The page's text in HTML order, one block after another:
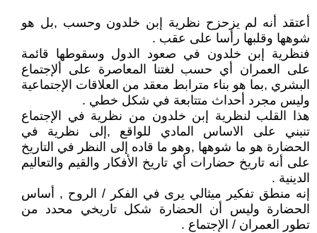
أعتقد أنه لم يزحزح نظرية إبن خلدون وحسب ,بل هو
شوهها وقلبها رأسا على عقب .
فنظرية إبن خلدون في صعود الدول وسقوطها قائمة
على العمران أي حسب لغتنا المعاصرة على ألإجتماع
البشري ,بما هو بناء مترابط معقد من العلاقات الإجتماعية
وليس مجرد أحداث متتابعة في شكل خطي .
هذا القلب لنظرية إبن خلدون من نظرية في الإجتماع
تنبني على الاساس المادي للواقع ,إلى نظرية في
الحضارة هو ما شوهها ,وهو ما قاده إلى النظر في التاريخ
على أنه تاريخ حضارات أي تاريخ الأفكار والقيم والتعاليم
الدينية .
إنه منطق تفكير ميثالي يرى في الفكر / الروح , أساس
الحضارة وليس أن الحضارة شكل تاريخي محدد من
تطور العمران / الإجتماع .